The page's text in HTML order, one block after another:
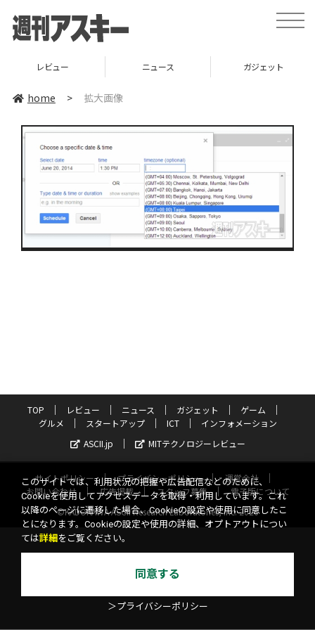
toggle
レビュー ニュース ガジェット
home > 拡大画像
TOP レビュー ニュース ガジェット
ゲーム
グルメ
スタートアップ ICT
インフォメーション
ASCII.jp
MITテクノロジーレビュー
サイトポリシー プライバシーポリシー
運営会社
お問い合わせ
広告掲載 スタッフ募集
電子版について
©KADOKAWA ASCII Research Laboratories, Inc. 2026
このサイトでは、利用状況の把握や広告配信などのために、
Cookieを使用してアクセスデータを取得・利用しています。これ
以降のページに遷移した場合、Cookieの設定や使用に同意したこ
とになります。Cookieの設定や使用の詳細、オプトアウトについ
ては詳細 をご覧ください。
同意する
＞プライバシーポリシー